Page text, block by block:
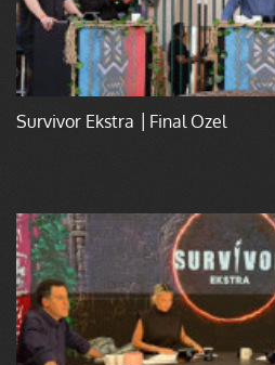
Survivor Ekstra │Final Özel